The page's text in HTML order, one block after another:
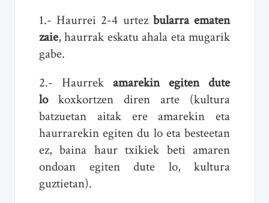
1.- Haurrei 2-4 urtez bularra ematen
zaie, haurrak eskatu ahala eta mugarik
gabe.
2.- Haurrek amarekin egiten dute
lokoxkortzen diren arte (kultura
batzuetan aitak ere amarekin eta
haurrarekin egiten du lo eta besteetan
ez, baina haur txikiek beti amaren
ondoan egiten dute lo, kultura
guztietan).